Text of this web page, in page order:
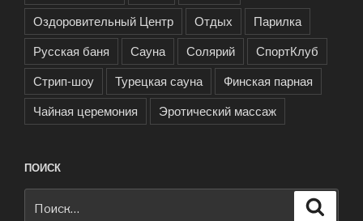
Оздоровительный Центр
Отдых
Парилка
Русская баня
Сауна Солярий
СпортКлуб
Стрип-шоу
Турецкая сауна
Финская парная
Чайная церемония
Эротический массаж
ПОИСК